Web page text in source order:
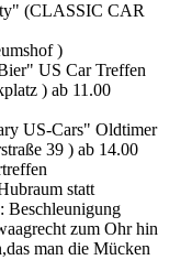
(CLASSIC CAR
)
US Car Treffen
) ab 11.00
US-Cars" Oldtimer
39 ) ab 14.00
statt
Beschleunigung
zum Ohr hin
man die Mücken